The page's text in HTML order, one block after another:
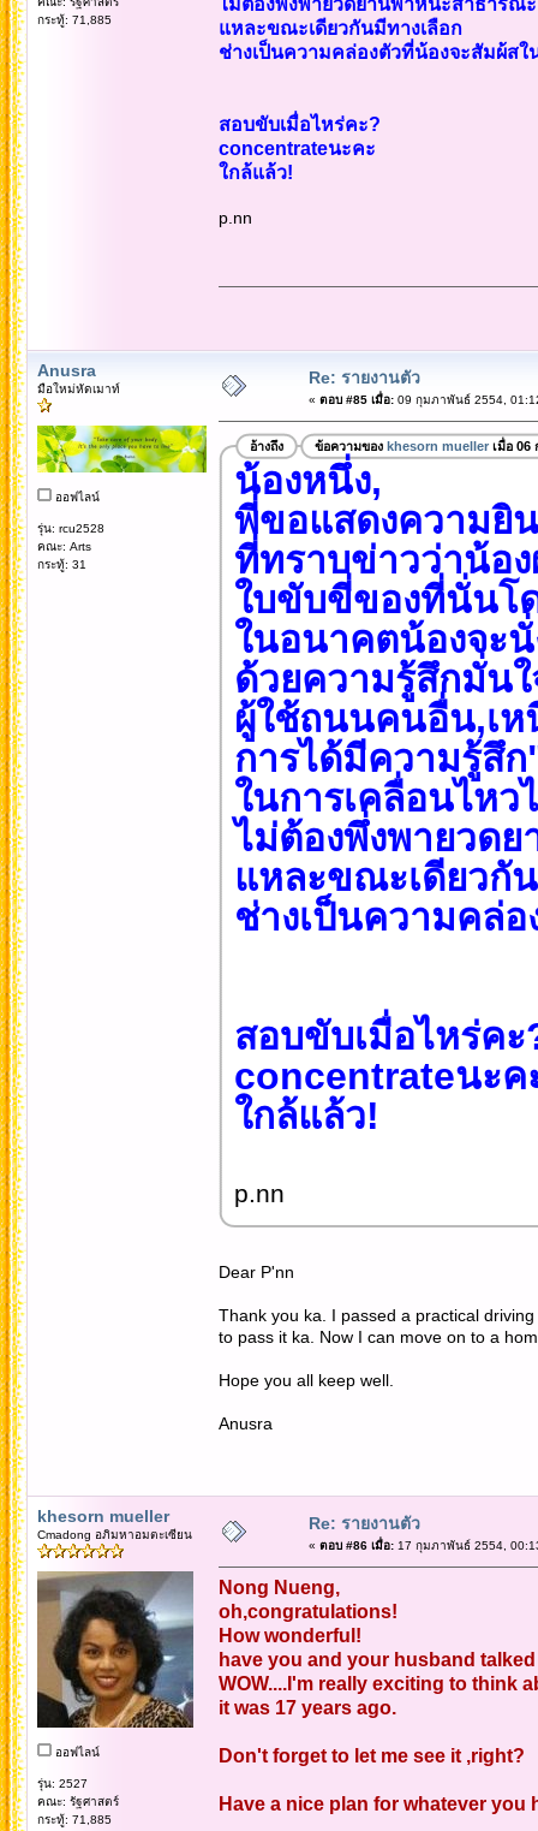
กระทู้: 71,885
แหละขณะเดียวกันมีทางเลือก
ช่างเป็นความคล่องตัวที่น้องจะสัมผ้สใ
สอบขับเมื่อไหร่คะ?
concentrateนะคะ
ใกล้แล้ว!
p.nn
Anusra
มือใหม่หัดเมาท์
ออฟไลน์
รุ่น: rcu2528
คณะ: Arts
กระทู้: 31
Re: รายงานตัว
« ตอบ #85 เมื่อ:09 กุมภาพันธ์ 2554,
อ้างถึง ข้อความของ khesorn muellerเมื่อ 06
น้องหนึ่ง,
พี่ขอแสดงความยิ
ที่ทราบข่าวว่าน้อ
ใบขับขี่ของที่นั่นโ
ในอนาคตน้องจะ
ด้วยความรู้สึกมั่นใ
ผู้ใช้ถนนคนอื่น,เห
การได้มีความรู้สึ
ในการเคลื่อนไห
ไม่ต้องพึ่งพายวด
แหละขณะเดียวกั
ช่างเป็นความคล่
สอบขับเมื่อไหร่คะ
concentrateนะค
ใกล้แล้ว!
p.nn
Dear P'nn
Thank you ka. I passed a practical
to pass it ka. Now I can move on to a
Hope you all keep well.
Anusra
khesorn mueller
Cmadong อภิมหาอมตะเซียน
ออฟไลน์
รุ่น: 2527
คณะ: รัฐศาสตร์
กระทู้: 71,885
Re: รายงานตัว
« ตอบ #86 เมื่อ:17 กุมภาพันธ์ 2554,
Nong Nueng,
oh,congratulations!
How wonderful!
have you and your husband
WOW....I'm really exciting to think
it was 17 years ago.
Don't forget to let me see it ,right?
Have a nice plan for whatever you